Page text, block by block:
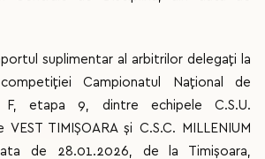
suplimentar al arbitrilor delegați la
Campionatul Național de
F, etapa 9, dintre echipele C.S.U.
VEST TIMIȘOARA și C.S.C. MILLENIUM
de 28.01.2026, de la Timișoara,